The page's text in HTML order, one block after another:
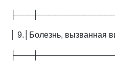
│ 9.│Болезнь, вызванная